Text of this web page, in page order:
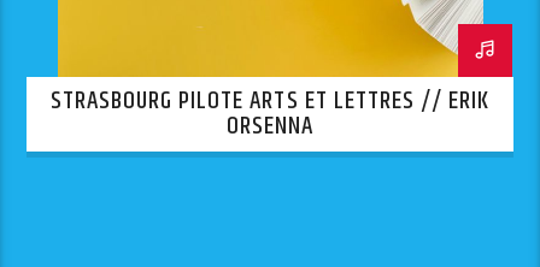
STRASBOURG PILOTE ARTS ET LETTRES // ERIK
ORSENNA